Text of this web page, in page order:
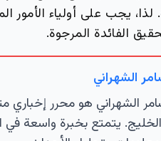
لذا، يجب على أولياء الأمور
الفائدة المرجوة.
الشهراني
الشهراني هو محرر إخباري
يتمتع بخبرة واسعة